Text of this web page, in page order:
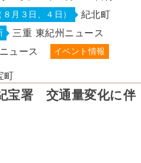
月３日、４日） 紀北町
三重 東紀州ニュース
ュース イベント情報
町
宝署 交通量変化に伴